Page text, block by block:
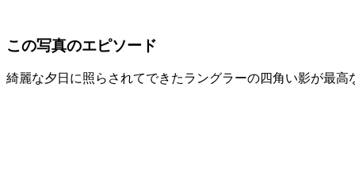
この写真のエピソード
綺麗な夕日に照らされてできたラングラーの四角い影が最高